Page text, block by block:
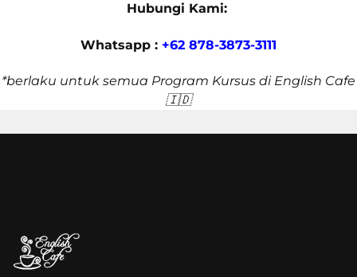
Hubungi Kami:
Whatsapp : +62 878-3873-3111
*berlaku untuk semua Program Kursus di English Cafe
🇮🇩